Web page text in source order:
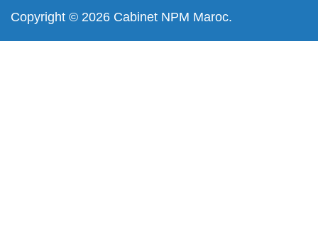
Copyright © 2026 Cabinet NPM Maroc.